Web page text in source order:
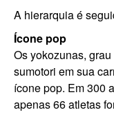
A hierarquia é
Ícone pop
Os yokozunas,
sumotori em sua
ícone pop. Em 300
apenas 66 atletas